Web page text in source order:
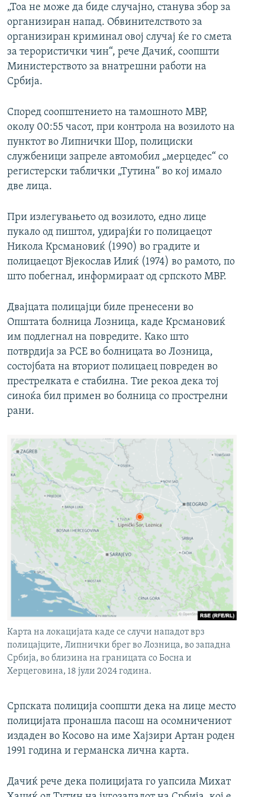
„Тоа не може да биде случајно, станува збор за
организиран напад. Обвинителството за
организиран криминал овој случај ќе го смета
за терористички чин“, рече Дачиќ, соопшти
Министерството за внатрешни работи на
Србија.
Според соопштението на тамошното МВР,
околу 00:55 часот, при контрола на возилото на
пунктот во Липнички Шор, полициски
службеници запреле автомобил „мерцедес“ со
регистерски таблички „Тутина“ во кој имало
две лица.
При излегувањето од возилото, едно лице
пукало од пиштол, удирајќи го полицаецот
Никола Крсмановиќ (1990) во градите и
полицаецот Вјекослав Илиќ (1974) во рамото, по
што побегнал, информираат од српското МВР.
Двајцата полицајци биле пренесени во
Општата болница Лозница, каде Крсмановиќ
им подлегнал на повредите. Како што
потврдија за РСЕ во болницата во Лозница,
состојбата на вториот полицаец повреден во
престрелката е стабилна. Тие рекоа дека тој
синоќа бил примен во болница со прострелни
рани.
Карта на локацијата каде се случи нападот врз
полицајците, Липнички брег во Лозница, во западна
Србија, во близина на границата со Босна и
Херцеговина, 18 јули 2024 година.
Српската полиција соопшти дека на лице место
полицијата пронашла пасош на осомничениот
издаден во Косово на име Хајзири Артан роден
1991 година и германска лична карта.
Дачиќ рече дека полицијата го уапсила Михат